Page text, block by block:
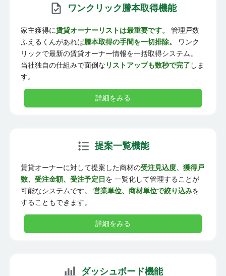
ワンクリック謄本取得機能
家主獲得に賃貸オーナーリストは最重要です。
管理戸数
ふえるくんがあれば謄本取得の手間を一切排除。
ワンク
リックで最新の賃貸オーナー情報を一括取得システム。
当社独自の仕組みで面倒な リストアップも数秒で完了 しま
す。
詳細をみる
提案一覧機能
賃貸オーナーに対して提案した商材の受注見込度、獲得戸
数、受注金額、受注予定日 を 一覧化して管理することが
可能なシステムです。 営業単位、商材単位で絞り込みを
することもできます。
詳細をみる
ダッシュボード機能